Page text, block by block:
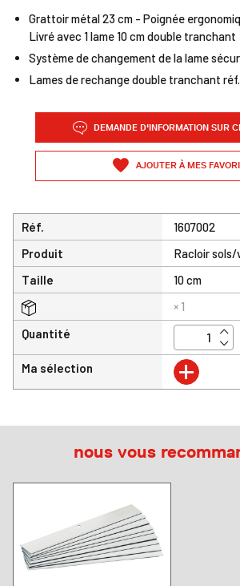
Grattoir métal 23 cm - Poignée
Livré avec 1 lame 10 cm double tranchant
Système de changement de la lame
Lames de rechange double tranchant réf.
DEMANDE D'INFORMATION SUR
AJOUTER À MES
Réf.
1607002
Produit
Racloir
Taille
10 cm
× 1
Quantité
Ma sélection +
nous vous